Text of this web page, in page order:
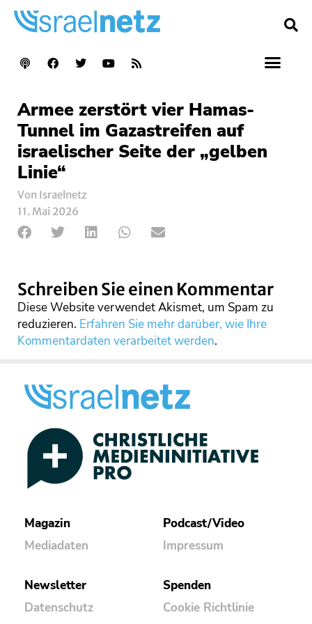
Armee zerstört vier Hamas-
Tunnel im Gazastreifen auf
israelischer Seite der „gelben
Linie“
Von Israelnetz
11. Mai 2026
Schreiben Sie einen Kommentar
Diese Website verwendet Akismet, um Spam zu
reduzieren. Erfahren Sie mehr darüber, wie Ihre
Kommentardaten verarbeitet werden.
Magazin
Mediadaten
Podcast/Video
Impressum
Newsletter
Datenschutz
Spenden
Cookie Richtlinie